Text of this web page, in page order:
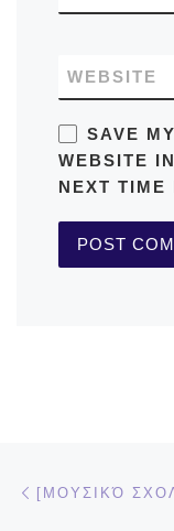
WEBSITE
SAVE
WEBSITE
NEXT TIME
Post